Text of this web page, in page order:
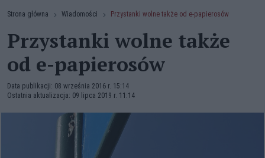
Strona główna Wiadomości Przystanki wolne także od e-papierosów
Przystanki wolne także
od e-papierosów
Data publikacji: 08 września 2016 r. 15:14
Ostatnia aktualizacja: 09 lipca 2019 r. 11:14